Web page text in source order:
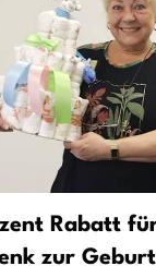
Rabatt
zur Geburt